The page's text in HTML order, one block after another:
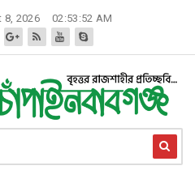
8, 2026 02:53:53 AM